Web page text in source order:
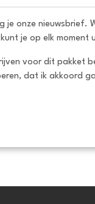
je onze nieuwsbrief.
je op elk moment
voor dit pakket
dat ik akkoord